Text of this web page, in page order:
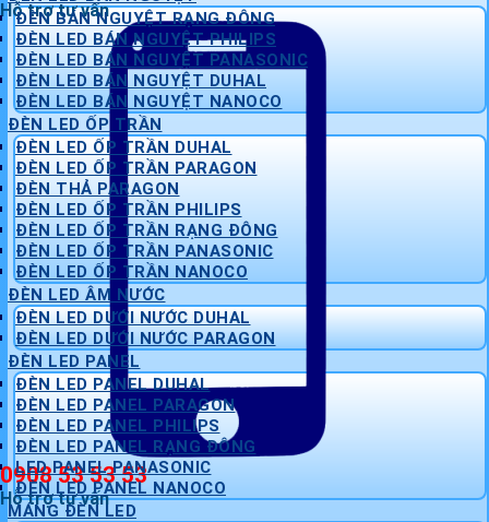
Hỗ trợ tư vấn
0908 53 53 53
Hỗ trợ tư vấn
ĐÈN BÁN NGUYỆT RẠNG ĐÔNG
ĐÈN LED BÁN NGUYỆT PHILIPS
ĐÈN LED BÁN NGUYỆT PANASONIC
ĐÈN LED BÁN NGUYỆT DUHAL
ĐÈN LED BÁN NGUYỆT NANOCO
ĐÈN LED ỐP TRẦN
ĐÈN LED ỐP TRẦN DUHAL
ĐÈN LED ỐP TRẦN PARAGON
ĐÈN THẢ PARAGON
ĐÈN LED ỐP TRẦN PHILIPS
ĐÈN LED ỐP TRẦN RẠNG ĐÔNG
ĐÈN LED ỐP TRẦN PANASONIC
ĐÈN LED ỐP TRẦN NANOCO
ĐÈN LED ÂM NƯỚC
ĐÈN LED DƯỚI NƯỚC DUHAL
ĐÈN LED DƯỚI NƯỚC PARAGON
ĐÈN LED PANEL
ĐÈN LED PANEL DUHAL
ĐÈN LED PANEL PARAGON
ĐÈN LED PANEL PHILIPS
ĐÈN LED PANEL RẠNG ĐÔNG
LED PANEL PANASONIC
ĐÈN LED PANEL NANOCO
MÁNG ĐÈN LED